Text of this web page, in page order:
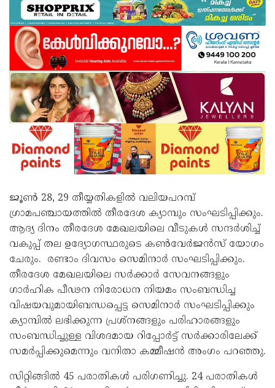
ജൂൺ 28, 29 തീയ്യതികളിൽ വലിയപറമ്പ്
ഗ്രാമപഞ്ചായത്തിൽ തീരദേശ ക്യാമ്പും സംഘടിപ്പിക്കും.
ആദ്യ ദിനം തീരദേശ മേഖലയിലെ വീടുകൾ സന്ദർശിച്ച്
വകുപ്പ് തല ഉദ്യോഗസ്ഥരുടെ കൺവേർജൻസ് യോഗം
ചേരും. രണ്ടാം ദിവസം സെമിനാർ സംഘടിപ്പിക്കും.
തീരദേശ മേഖലയിലെ സർക്കാർ സേവനങ്ങളും
ഗാർഹിക പീഢന നിരോധന നിയമം സംബന്ധിച്ച
വിഷയവുമായിബന്ധപ്പെട്ട സെമിനാർ സംഘടിപ്പിക്കും
ക്യാമ്പിൽ ലഭിക്കുന്ന പ്രശ്നങ്ങളും പരിഹാരങ്ങളും
സംബന്ധിച്ചുള്ള വിശദമായ റിപ്പോർട്ട് സർക്കാരിലേക്ക്
സമർപ്പിക്കുമെന്നും വനിതാ കമ്മീഷൻ അംഗം പറഞ്ഞു.
സിറ്റിങ്ങിൽ 45 പരാതികൾ പരിഗണിച്ചു. 24 പരാതികൾ